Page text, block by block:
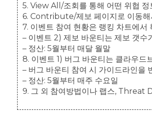
5. View All/조회를 통해 어떤 위협
6. Contribute/제보 페이지로 이동해
7. 이벤트 참여 현황은 랭킹 차트에서
– 이벤트 2) 제보 바운티는 제보 갯수
– 정산: 5월부터 매달 월말
8. 이벤트 1) 버그 바운티는 클라우
– 버그 바운티 참여 시 가이드라인을
– 정산: 5월부터 매주 수요일
9. 그 외 참여방법이나 랩스, Threat